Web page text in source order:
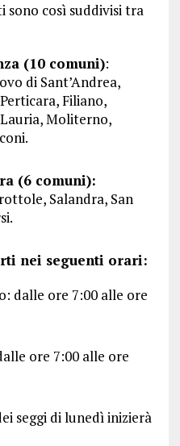
così suddivisi tra
(10 comuni):
di Sant’Andrea,
Filiano,
Moliterno,
(6 comuni):
Salandra, San
nei seguenti orari:
dalle ore 7:00 alle ore
ore 7:00 alle ore
seggi di lunedì inizierà